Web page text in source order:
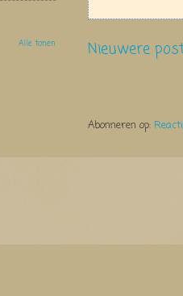
Nieuwere
Abonneren op:
Alle tonen